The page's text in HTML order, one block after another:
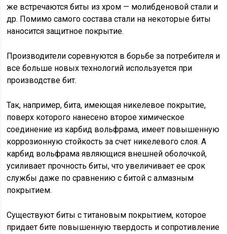
же встречаются биты из хром — молибденовой стали и
др. Помимо самого состава стали на некоторые биты
наносится защитное покрытие.
Производители соревнуются в борьбе за потребителя и
все больше новых технологий используется при
производстве бит.
Так, например, бита, имеющая никелевое покрытие,
поверх которого нанесено второе химическое
соединение из карбид вольфрама, имеет повышенную
коррозионную стойкость за счет никелевого слоя. А
карбид вольфрама являющися внешней оболочкой,
усиливает прочность биты, что увеличивает ее срок
службы даже по сравнению с битой с алмазным
покрытием.
Существуют биты с титановым покрытием, которое
придает бите повышенную твердость и сопротивление